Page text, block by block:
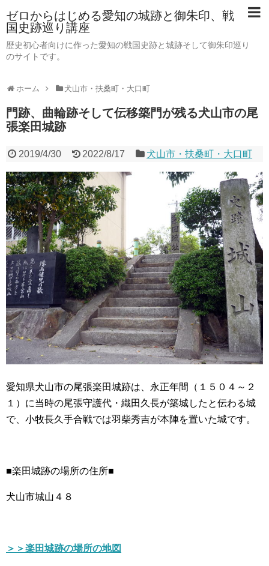
ゼロからはじめる愛知の城跡と御朱印、戦
国史跡巡り講座
歴史初心者向けに作った愛知の戦国史跡と城跡そして御朱印巡り
のサイトです。
ホーム 犬山市・扶桑町・大口町
門跡、曲輪跡そして伝移築門が残る犬山市の尾
張楽田城跡
2019/4/30 2022/8/17 犬山市・扶桑町・大口町
愛知県犬山市の尾張楽田城跡は、永正年間（１５０４～２
１）に当時の尾張守護代・織田久長が築城したと伝わる城
で、小牧長久手合戦では羽柴秀吉が本陣を置いた城です。
■楽田城跡の場所の住所■
犬山市城山４８
＞＞楽田城跡の場所の地図